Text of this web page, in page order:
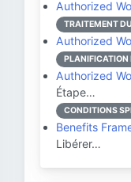
Authorized
TRAITEMENT
Authorized
PLANIFICATION
Authorized
Étape…
CONDITIONS
Benefits
Libérer…